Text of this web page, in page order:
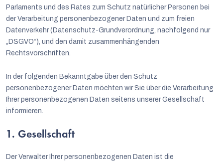
Parlaments und des Rates zum Schutz natürlicher Personen bei
der Verarbeitung personenbezogener Daten und zum freien
Datenverkehr (Datenschutz-Grundverordnung, nachfolgend nur
„DSGVO“), und den damit zusammenhängenden
Rechtsvorschriften.
In der folgenden Bekanntgabe über den Schutz
personenbezogener Daten möchten wir Sie über die Verarbeitung
Ihrer personenbezogenen Daten seitens unserer Gesellschaft
informieren.
1. Gesellschaft
Der Verwalter Ihrer personenbezogenen Daten ist die